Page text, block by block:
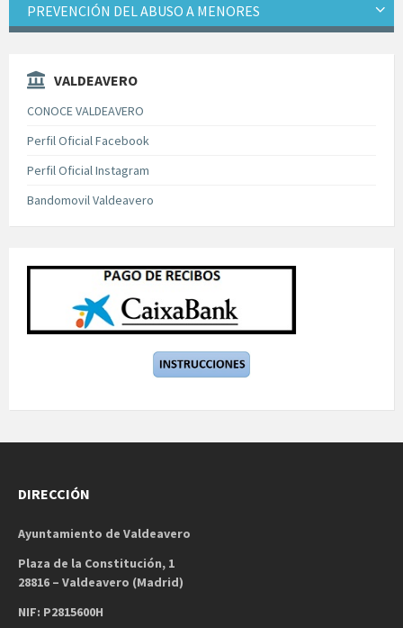
PREVENCIÓN DEL ABUSO A MENORES
VALDEAVERO
CONOCE VALDEAVERO
Perfil Oficial Facebook
Perfil Oficial Instagram
Bandomovil Valdeavero
DIRECCIÓN
Ayuntamiento de Valdeavero
Plaza de la Constitución, 1
28816 – Valdeavero (Madrid)
NIF: P2815600H